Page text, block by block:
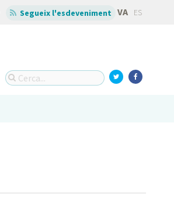
Segueix l'esdeveniment VA ES